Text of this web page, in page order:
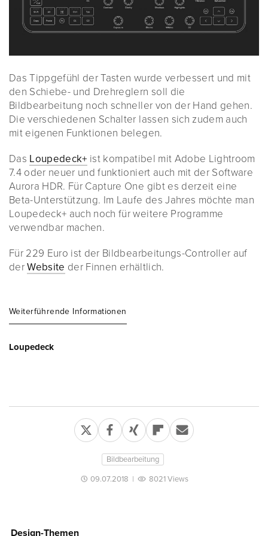
Das Tippgefühl der Tasten wurde verbessert und mit
den Schiebe- und Drehreglern soll die
Bildbearbeitung noch schneller von der Hand gehen.
Die verschiedenen Schalter lassen sich zudem auch
mit eigenen Funktionen belegen.
Das Loupedeck+ ist kompatibel mit Adobe Lightroom
7.4 oder neuer und funktioniert auch mit der Software
Aurora HDR. Für Capture One gibt es derzeit eine
Beta-Unterstützung. Im Laufe des Jahres möchte man
Loupedeck+ auch noch für weitere Programme
verwendbar machen.
Für 229 Euro ist der Bildbearbeitungs-Controller auf
derWebsite der Finnen erhältlich.
Weiterführende Informationen
Loupedeck
Bildbearbeitung
09.07.2018 | 8021 Views
Design-Themen